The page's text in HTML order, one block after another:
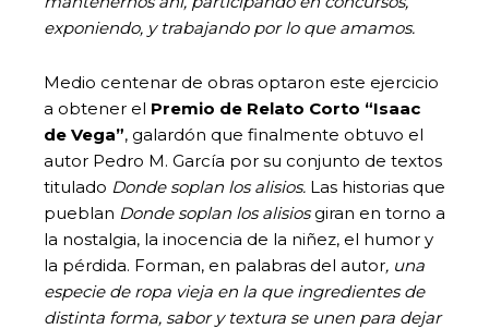
exponiendo, y trabajando por lo que amamos.
Medio centenar de obras optaron este ejercicio
a obtener el Premio de Relato Corto “Isaac
de Vega”, galardón que finalmente obtuvo el
autor Pedro M. García por su conjunto de textos
titulado Donde soplan los alisios. Las historias que
pueblan Donde soplan los alisiosgiran en torno a
la nostalgia, la inocencia de la niñez, el humor y
la pérdida. Forman, en palabras del autor, una
especie de ropa vieja en la que ingredientes de
distinta forma, sabor y textura se unen para dejar